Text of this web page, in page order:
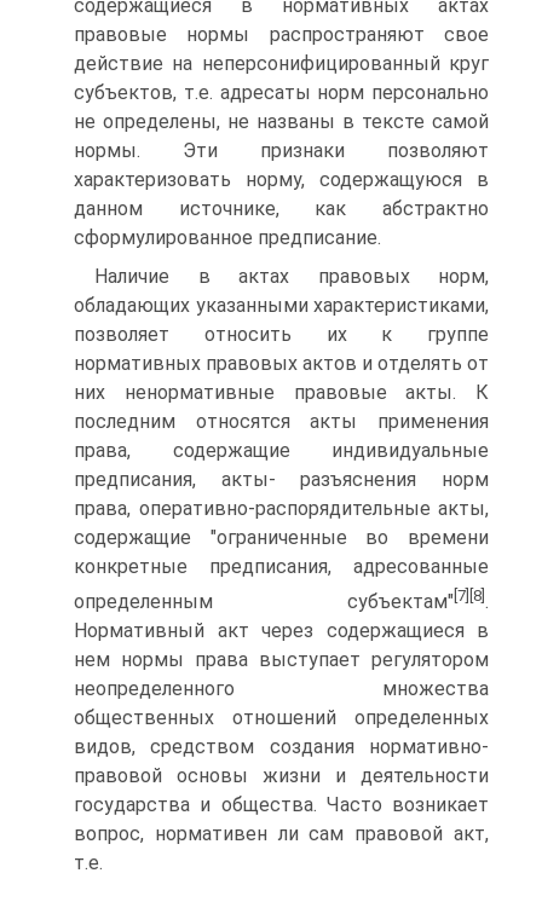
содержащиеся в нормативных актах
правовые нормы распространяют свое
действие на неперсонифицированный круг
субъектов, т.е. адресаты норм персонально
не определены, не названы в тексте самой
нормы. Эти признаки позволяют
характеризовать норму, содержащуюся в
данном источнике, как абстрактно
сформулированное предписание.
Наличие в актах правовых норм,
обладающих указанными характеристиками,
позволяет относить их к группе
нормативных правовых актов и отделять от
них ненормативные правовые акты. К
последним относятся акты применения
права, содержащие индивидуальные
предписания, акты- разъяснения норм
права, оперативно-распорядительные акты,
содержащие "ограниченные во времени
конкретные предписания, адресованные
определенным субъектам" [7] [8] .
Нормативный акт через содержащиеся в
нем нормы права выступает регулятором
неопределенного множества
общественных отношений определенных
видов, средством создания нормативно-
правовой основы жизни и деятельности
государства и общества. Часто возникает
вопрос, нормативен ли сам правовой акт,
т.е.